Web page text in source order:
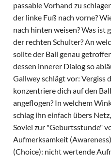
passable Vorhand zu
der linke Fuß nach vorne?
nach hinten weisen? Was ist
der rechten Schulter? An
sollte der Ball genau
dessen innerer Dialog so
Gallwey schlägt vor: Vergiss
konzentriere dich auf den
angeflogen? In welchem
schlag ihn einfach übers
Soviel zur "Geburtsstunde"
Aufmerksamkeit
(Choice): nicht wertende